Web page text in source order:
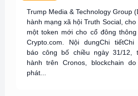
Trump Media & Technology Group
hành mạng xã hội Truth Social,
một token mới cho cổ đông
Crypto.com. Nội dungChi
báo công bố chiều ngày 31/12,
hành trên Cronos, blockchain
phát...